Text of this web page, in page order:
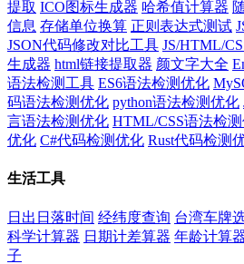
提取 ICO图标生成器 哈希值计算器
信息 存储单位换算 正则表达式测试
JSON代码修改对比工具 JS/HTML/
生成器 html链接提取器 颜文字大全
语法检测工具 ES6语法检测优化
码语法检测优化 python语法检测优化
言语法检测优化 HTML/CSS语法检
优化 C#代码检测优化 Rust代码检测
生活工具
日出日落时间 经纬度查询 台湾车牌
科学计算器 日期计差算器 年龄计算
子